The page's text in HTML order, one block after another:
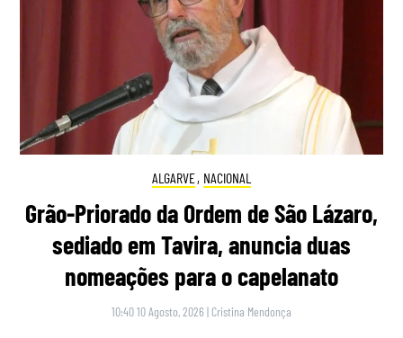
ALGARVE, NACIONAL
Grão-Priorado da Ordem de São Lázaro,
sediado em Tavira, anuncia duas
nomeações para o capelanato
10:40 10 Agosto, 2026 | Cristina Mendonça